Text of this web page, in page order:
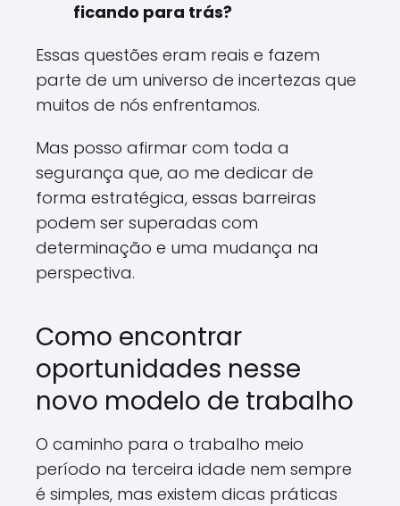
ficando para trás?
Essas questões eram reais e fazem
parte de um universo de incertezas que
muitos de nós enfrentamos.
Mas posso afirmar com toda a
segurança que, ao me dedicar de
forma estratégica, essas barreiras
podem ser superadas com
determinação e uma mudança na
perspectiva.
Como encontrar
oportunidades nesse
novo modelo de trabalho
O caminho para o trabalho meio
período na terceira idade nem sempre
é simples, mas existem dicas práticas